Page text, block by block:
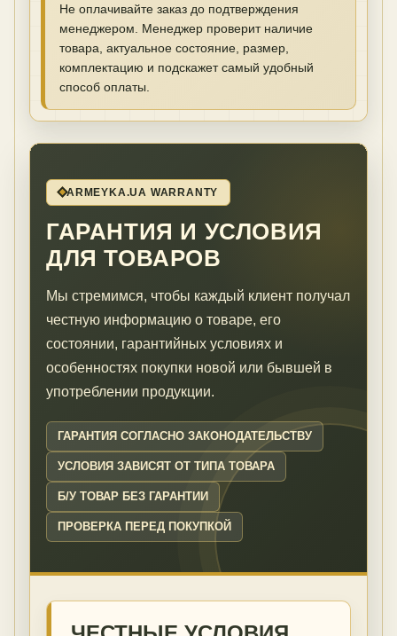
Не оплачивайте заказ до подтверждения
менеджером. Менеджер проверит наличие
товара, актуальное состояние, размер,
комплектацию и подскажет самый удобный
способ оплаты.
ARMEYKA.UA WARRANTY
ГАРАНТИЯ И УСЛОВИЯ
ДЛЯ ТОВАРОВ
Мы стремимся, чтобы каждый клиент получал
честную информацию о товаре, его
состоянии, гарантийных условиях и
особенностях покупки новой или бывшей в
употреблении продукции.
ГАРАНТИЯ СОГЛАСНО ЗАКОНОДАТЕЛЬСТВУ
УСЛОВИЯ ЗАВИСЯТ ОТ ТИПА ТОВАРА
Б/У ТОВАР БЕЗ ГАРАНТИИ
ПРОВЕРКА ПЕРЕД ПОКУПКОЙ